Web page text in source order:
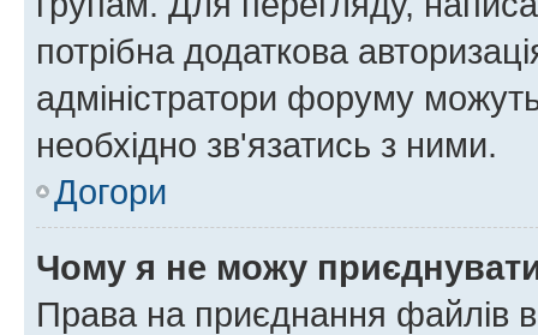
потрібна додаткова
адміністратори форуму
необхідно зв'язатись з ними.
Догори
Чому я не можу
Права на приєднання файлів